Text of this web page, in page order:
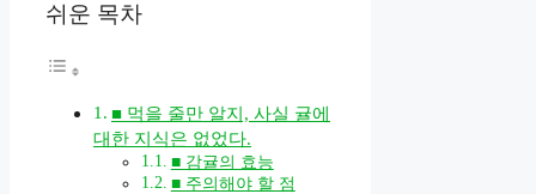
쉬운 목차
■ 먹을 줄만 알지, 사실 귤에
대한 지식은 없었다.
■ 감귤의 효능
■ 주의해야 할 점